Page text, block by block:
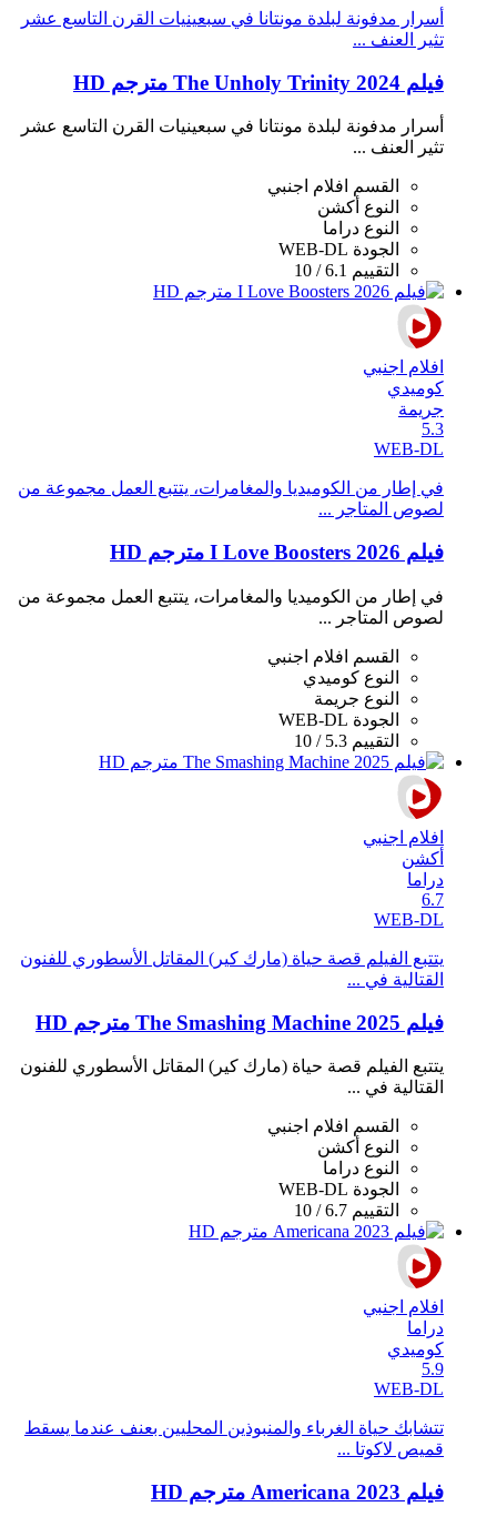
أسرار مدفونة لبلدة مونتانا في سبعينيات القرن التاسع عشر
تثير العنف ...
فيلم The Unholy Trinity 2024 مترجم HD
أسرار مدفونة لبلدة مونتانا في سبعينيات القرن التاسع عشر
تثير العنف ...
القسم
افلام اجنبي
النوع أكشن
النوع دراما
الجودة WEB-DL
التقييم 6.1 / 10
افلام اجنبي
كوميدي
جريمة
5.3
WEB-DL
في إطار من الكوميديا والمغامرات، يتتبع العمل مجموعة من
لصوص المتاجر ...
فيلم I Love Boosters 2026 مترجم HD
في إطار من الكوميديا والمغامرات، يتتبع العمل مجموعة من
لصوص المتاجر ...
القسم
افلام اجنبي
النوع كوميدي
النوع جريمة
الجودة WEB-DL
التقييم 5.3 / 10
افلام اجنبي
أكشن
دراما
6.7
WEB-DL
يتتبع الفيلم قصة حياة (مارك كير) المقاتل الأسطوري للفنون
القتالية في ...
فيلم The Smashing Machine 2025 مترجم HD
يتتبع الفيلم قصة حياة (مارك كير) المقاتل الأسطوري للفنون
القتالية في ...
القسم
افلام اجنبي
النوع أكشن
النوع دراما
الجودة WEB-DL
التقييم 6.7 / 10
افلام اجنبي
دراما
كوميدي
5.9
WEB-DL
تتشابك حياة الغرباء والمنبوذين المحليين بعنف عندما يسقط
قميص لاكوتا ...
فيلم Americana 2023 مترجم HD